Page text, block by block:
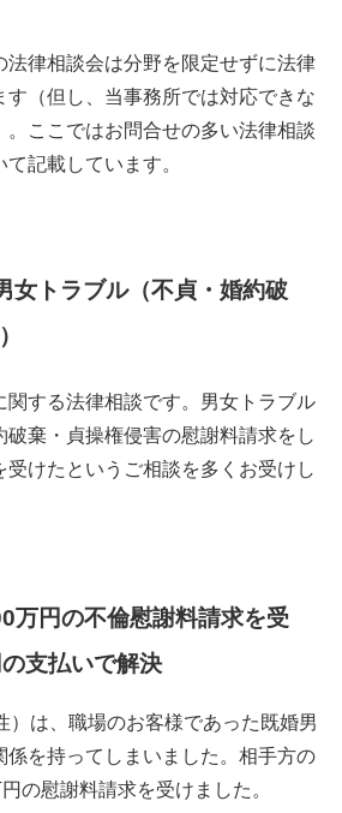
法律相談会は分野を限定せずに法律
す（但し、当事務所では対応できな
。ここではお問合せの多い法律相談
記載しています。
トラブル（不貞・婚約破
関する法律相談です。男女トラブル
棄・貞操権侵害の慰謝料請求をし
けたというご相談を多くお受けし
万円の不倫慰謝料請求を受
支払いで解決
）は、職場のお客様であった既婚男
係を持ってしまいました。相手方の
の慰謝料請求を受けました。